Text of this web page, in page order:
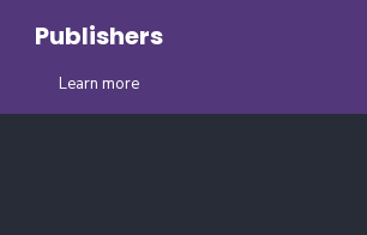
Publishers
Learn more